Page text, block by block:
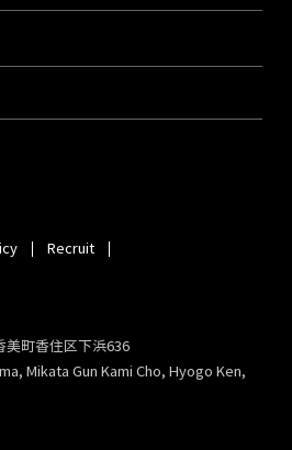
Recruit
美町香住区下浜636
Mikata Gun Kami Cho, Hyogo Ken,